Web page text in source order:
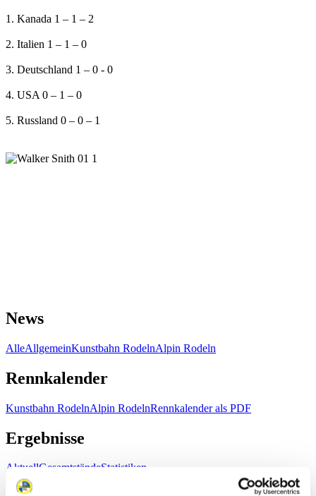
1. Kanada 1 – 1 – 2
2. Italien 1 – 1 – 0
3. Deutschland 1 – 0 - 0
4. USA 0 – 1 – 0
5. Russland 0 – 0 – 1
News
AlleAllgemeinKunstbahn RodelnAlpin Rodeln
Rennkalender
Kunstbahn RodelnAlpin RodelnRennkalender als PDF
Ergebnisse
AktuellGesamtständeStatistiken